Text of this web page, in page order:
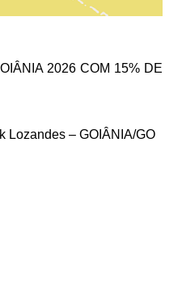
2026 COM 15% DE
Lozandes – GOIÂNIA/GO